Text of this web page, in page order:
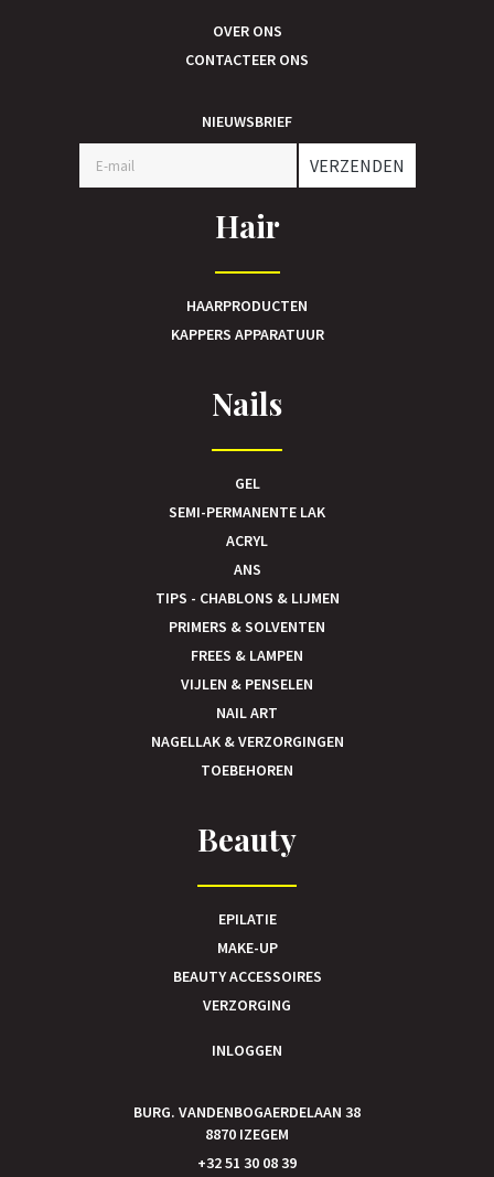
OVER ONS
CONTACTEER ONS
NIEUWSBRIEF
VERZENDEN
Hair
HAARPRODUCTEN
KAPPERS APPARATUUR
Nails
GEL
SEMI-PERMANENTE LAK
ACRYL
ANS
TIPS - CHABLONS & LIJMEN
PRIMERS & SOLVENTEN
FREES & LAMPEN
VIJLEN & PENSELEN
NAIL ART
NAGELLAK & VERZORGINGEN
TOEBEHOREN
Beauty
EPILATIE
MAKE-UP
BEAUTY ACCESSOIRES
VERZORGING
INLOGGEN
BURG. VANDENBOGAERDELAAN 38
8870 IZEGEM
+32 51 30 08 39